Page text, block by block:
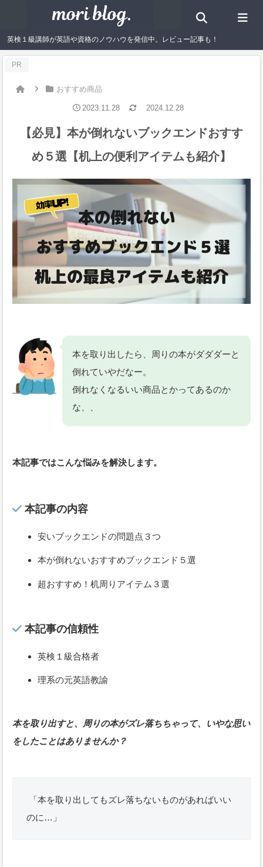
英検１級講師が英語や資格のノウハウを発信中。レビュー記事も！
PR
おすすめ商品
【必見】本が倒れないブックエンドおすす
め５選【机上の便利アイテムも紹介】
2023.11.28 2024.12.28
本を取り出したら、周りの本がダダダーと
倒れていやだなー。
倒れなくなるいい商品とかってあるのか
な、、
本記事ではこんな悩みを解決します。
本記事の内容
安いブックエンドの問題点３つ
本が倒れないおすすめブックエンド５選
超おすすめ！机周りアイテム３選
本記事の信頼性
英検１級合格者
理系の元英語教諭
本を取り出すと、周りの本がズレ落ちちゃって、いやな思い
をしたことはありませんか？
「本を取り出してもズレ落ちないものがあればいい
のに…」